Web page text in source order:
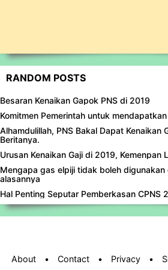
RANDOM POSTS
Besaran Kenaikan Gapok PNS di 2019
Komitmen Pemerintah untuk
Alhamdulillah, PNS Bakal Dapat Kenaikan
Beritanya.
Urusan Kenaikan Gaji di 2019, Kemenpan
Mengapa gas elpiji tidak boleh digunakan
alasannya
Hal Penting Seputar Pemberkasan CPNS
About • Contact • Privacy •